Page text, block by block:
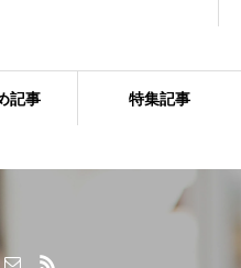
加価値とは？
記事 特集記事